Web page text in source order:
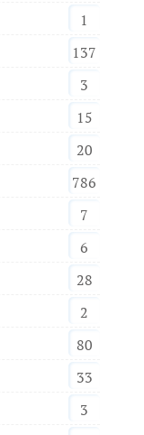
1
137
3
15
20
786
7
6
28
2
80
33
3